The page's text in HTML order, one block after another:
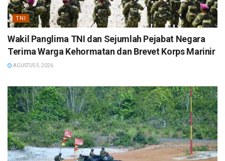
TNI
Wakil Panglima TNI dan Sejumlah Pejabat Negara
Terima Warga Kehormatan dan Brevet Korps Marinir
AGUSTUS 5, 2026